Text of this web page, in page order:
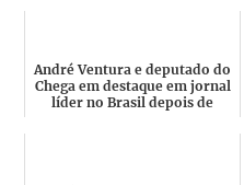
André Ventura e deputado do
Chega em destaque em jornal
líder no Brasil depois de